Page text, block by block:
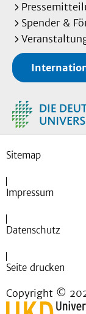
Spender &
Sitemap
Impressum
Datenschutz
Seite drucken
Copyright ©